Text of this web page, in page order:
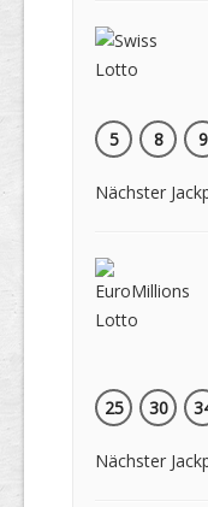
5
8 9
Nächster
25
30
Nächster